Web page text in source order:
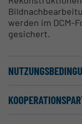
werden im DCM-
gesichert.